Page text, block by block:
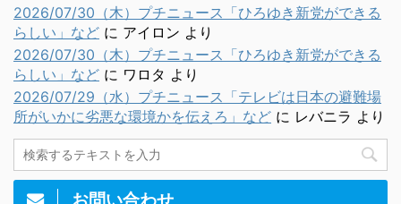
2026/07/30（木）プチニュース「ひろゆき新党ができる
らしい」など に アイロン より
2026/07/30（木）プチニュース「ひろゆき新党ができる
らしい」など に ワロタ より
2026/07/29（水）プチニュース「テレビは日本の避難場
所がいかに劣悪な環境かを伝えろ」など に レバニラ より
お問い合わせ